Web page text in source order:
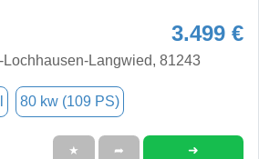
3.499 €
Lochhausen-Langwied, 81243
80 kw (109 PS)
★ ➦ ➜